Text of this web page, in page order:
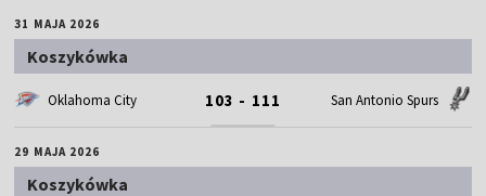
31 MAJA 2026
Koszykówka
Oklahoma City 103 - 111 San Antonio Spurs
29 MAJA 2026
Koszykówka